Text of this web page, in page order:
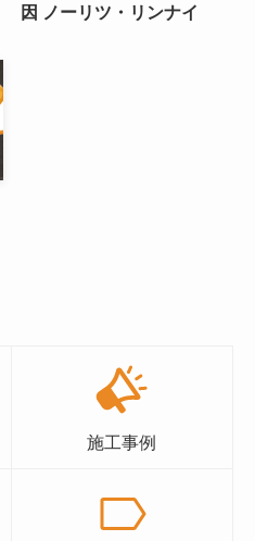
因 ノーリツ・リンナイ
施工事例